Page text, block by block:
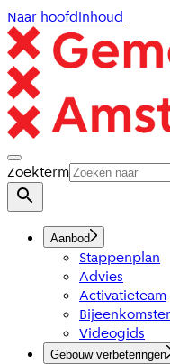
Naar hoofdinhoud
Zoekterm
Aanbod
Stappenplan
Advies
Activatieteam
Videogids
Gebouw verbeteringen